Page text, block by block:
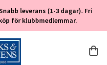
leverans (1-3 dagar). Fri
för klubbmedlemmar.